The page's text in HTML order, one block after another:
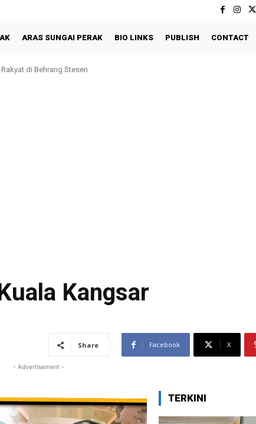
ARAS SUNGAI PERAK BIO LINKS PUBLISH CONTACT
di Behrang Stesen
Rayuan Akhir Paul Yong Ditolak Mahkamah Persekutuan
Kangsar
Share Facebook X
- Advertisement -
TERKINI